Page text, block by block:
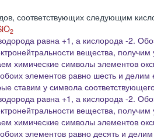
соответствующих следующим
2
равна +1, а кислорода -2.
вещества, получим
химические символы элементов
элементов равно шесть и делим
ставим у символа
равна +1, а кислорода -2.
вещества, получим
химические символы элементов
элементов равно десять и